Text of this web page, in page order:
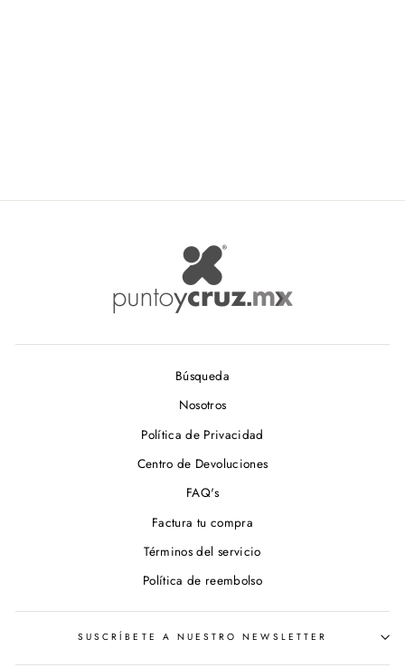
Búsqueda
Nosotros
Política de Privacidad
Centro de Devoluciones
FAQ's
Factura tu compra
Términos del servicio
Política de reembolso
SUSCRÍBETE A NUESTRO NEWSLETTER